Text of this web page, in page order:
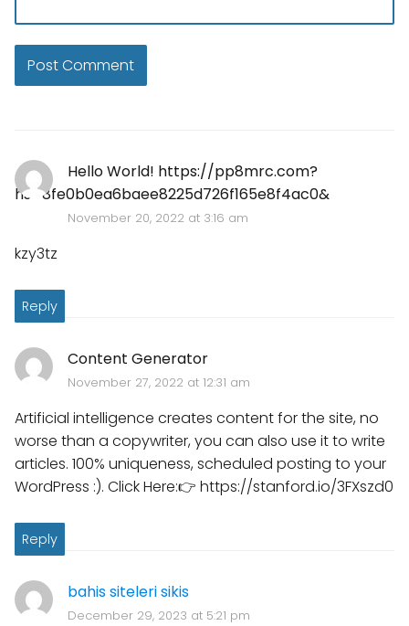
Hello World! https://pp8mrc.com?
hs=8fe0b0ea6baee8225d726f165e8f4ac0&
November 20, 2022 at 3:16 am
kzy3tz
Reply
Content Generator
November 27, 2022 at 12:31 am
Artificial intelligence creates content for the site, no
worse than a copywriter, you can also use it to write
articles. 100% uniqueness, scheduled posting to your
WordPress :). Click Here:👉 https://stanford.io/3FXszd0
Reply
bahis siteleri sikis
December 29, 2023 at 5:21 pm